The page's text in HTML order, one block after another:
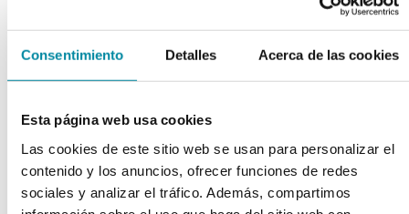
Consentimiento Detalles Acerca de las cookies
Esta página web usa cookies
Las cookies de este sitio web se usan para personalizar el
contenido y los anuncios, ofrecer funciones de redes
sociales y analizar el tráfico. Además, compartimos
Principios Activos Farmacéuticos
Principios Activos Cosméticos
Vitaminas
Ver todos
keyboard_arrow_rightExcipientes
Colorantes y Conservantes
Excipientes Varios Restringido